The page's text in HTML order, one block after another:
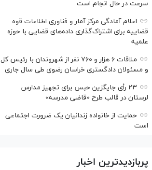
سرعت در حال انجام است
اعلام آمادگی مرکز آمار و فناوری اطلاعات قوه
قضاییه برای اشتراک‌گذاری داده‌های قضایی با حوزه
علمیه
ملاقات ۶ هزار و ۷۶۰ نفر از شهروندان با رئیس کل
و مسئولان دادگستری خراسان رضوی طی سال جاری
۲۳ رأی جایگزین حبس برای تجهیز مدارس
لرستان در قالب طرح «قاضی مدرسه»
حمایت از خانواده زندانیان یک ضرورت اجتماعی
است
پربازدیدترین اخبار